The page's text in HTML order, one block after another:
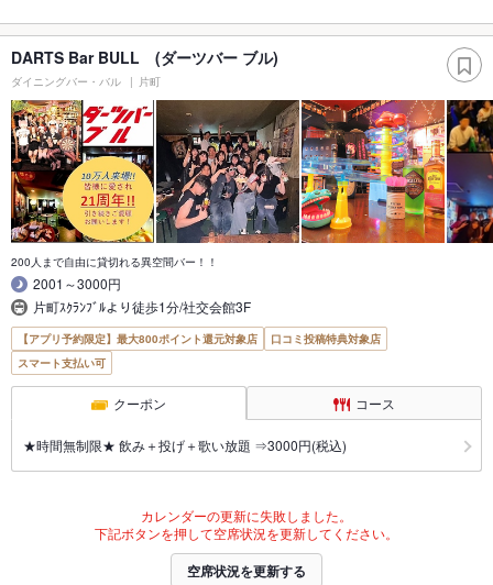
DARTS Bar BULL (ダーツバー ブル)
ダイニングバー・バル 片町
200人まで自由に貸切れる異空間バー！！
2001～3000円
片町ｽｸﾗﾝﾌﾞﾙより徒歩1分/社交会館3F
【アプリ予約限定】最大800ポイント還元対象店
口コミ投稿特典対象店
スマート支払い可
クーポン コース
★時間無制限★ 飲み＋投げ＋歌い放題 ⇒3000円(税込)
カレンダーの更新に失敗しました。
下記ボタンを押して空席状況を更新してください。
空席状況を更新する